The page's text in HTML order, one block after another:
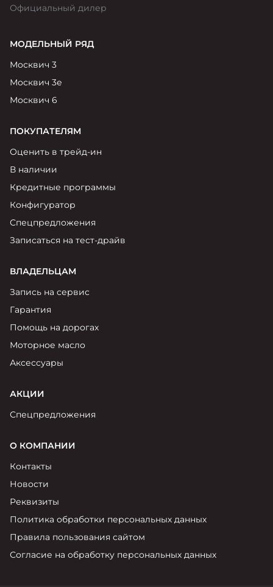
Официальный дилер
МОДЕЛЬНЫЙ РЯД
Москвич 3
Москвич 3е
Москвич 6
ПОКУПАТЕЛЯМ
Оценить в трейд-ин
В наличии
Кредитные программы
Конфигуратор
Спецпредложения
Записаться на тест-драйв
ВЛАДЕЛЬЦАМ
Запись на сервис
Гарантия
Помощь на дорогах
Моторное масло
Аксессуары
АКЦИИ
Спецпредложения
О КОМПАНИИ
Контакты
Новости
Реквизиты
Политика обработки персональных данных
Правила пользования сайтом
Согласие на обработку персональных данных